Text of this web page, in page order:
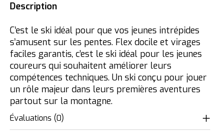
Description
C’est le ski idéal pour que vos jeunes intrépides
s’amusent sur les pentes. Flex docile et virages
faciles garantis, c’est le ski idéal pour les jeunes
coureurs qui souhaitent améliorer leurs
compétences techniques. Un ski conçu pour jouer
un rôle majeur dans leurs premières aventures
partout sur la montagne.
Évaluations (0)